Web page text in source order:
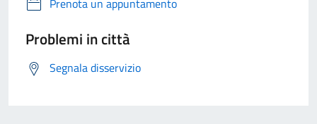
Prenota un appuntamento
Problemi in città
Segnala disservizio